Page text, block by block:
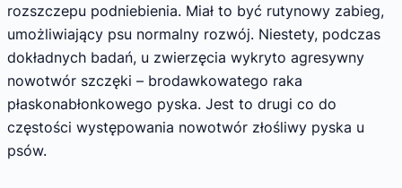
rozszczepu podniebienia. Miał to być rutynowy zabieg,
umożliwiający psu normalny rozwój. Niestety, podczas
dokładnych badań, u zwierzęcia wykryto agresywny
nowotwór szczęki – brodawkowatego raka
płaskonabłonkowego pyska. Jest to drugi co do
częstości występowania nowotwór złośliwy pyska u
psów.